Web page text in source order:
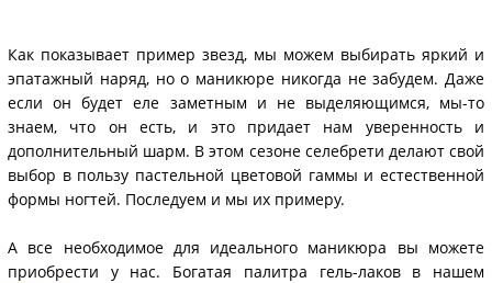
Как показывает пример звезд, мы можем выбирать яркий и
эпатажный наряд, но о маникюре никогда не забудем. Даже
если он будет еле заметным и не выделяющимся, мы-то
знаем, что он есть, и это придает нам уверенность и
дополнительный шарм. В этом сезоне селебрети делают свой
выбор в пользу пастельной цветовой гаммы и естественной
формы ногтей. Последуем и мы их примеру.
А все необходимое для идеального маникюра вы можете
приобрести у нас. Богатая палитра гель-лаков в нашем